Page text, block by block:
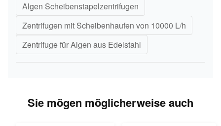
Algen Scheibenstapelzentrifugen
Zentrifugen mit Scheibenhaufen von 10000 L/h
Zentrifuge für Algen aus Edelstahl
Sie mögen möglicherweise auch